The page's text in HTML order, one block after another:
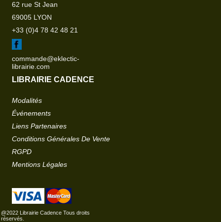
62 rue St Jean
69005 LYON
+33 (0)4 78 42 48 21
commande@eklectic-
librairie.com
LIBRAIRIE CADENCE
Modalités
Événements
Liens Partenaires
Conditions Générales De Vente
RGPD
Mentions Légales
@2022 Librairie Cadence Tous droits
réservés.